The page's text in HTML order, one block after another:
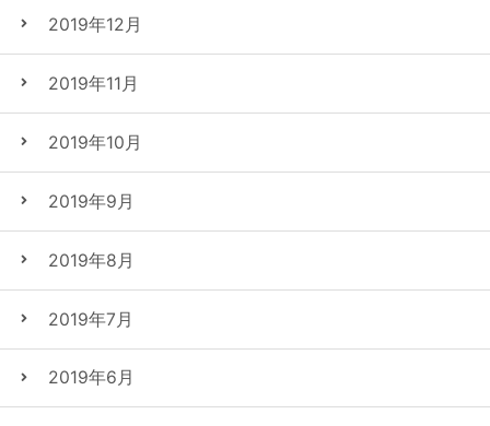
2019年12月
2019年11月
2019年10月
2019年9月
2019年8月
2019年7月
2019年6月